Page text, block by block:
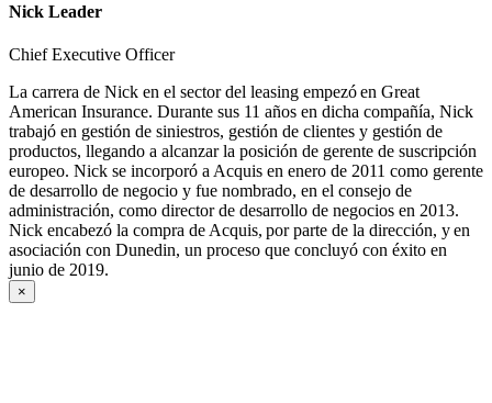
Nick Leader
Chief Executive Officer
La carrera de Nick en el sector del leasing empezó en Great
American Insurance. Durante sus 11 años en dicha compañía, Nick
trabajó en gestión de siniestros, gestión de clientes y gestión de
productos, llegando a alcanzar la posición de gerente de suscripción
europeo. Nick se incorporó a Acquis en enero de 2011 como gerente
de desarrollo de negocio y fue nombrado, en el consejo de
administración, como director de desarrollo de negocios en 2013.
Nick encabezó la compra de Acquis, por parte de la dirección, y en
asociación con Dunedin, un proceso que concluyó con éxito en
junio de 2019.
×